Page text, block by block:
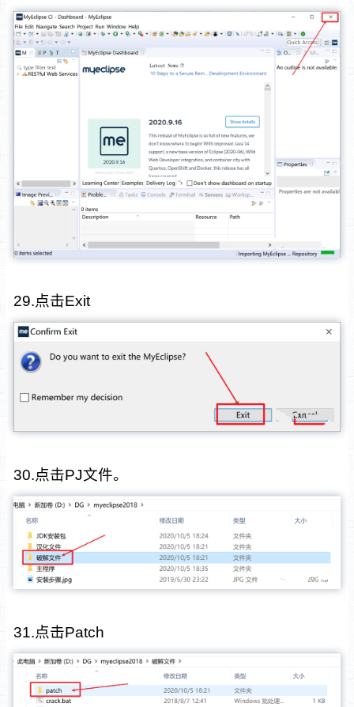
29.点击Exit
30.点击PJ文件。
31.点击Patch